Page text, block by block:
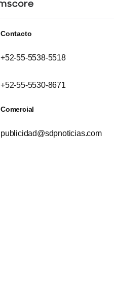
Contacto
+52-55-5538-5518
+52-55-5530-8671
Comercial
publicidad@sdpnoticias.com